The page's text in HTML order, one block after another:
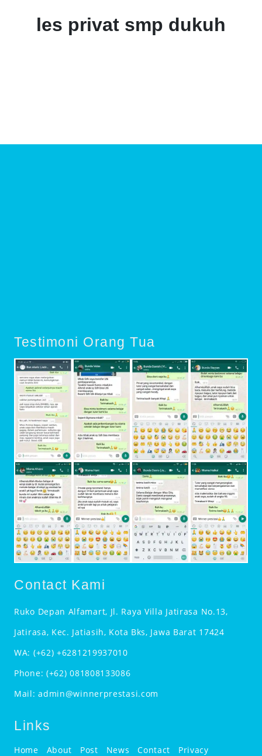
les privat smp dukuh
Testimoni Orang Tua
Contact Kami
Ruko Depan Alfamart, Jl. Raya Villa Jatirasa No.13,
Jatirasa, Kec. Jatiasih, Kota Bks, Jawa Barat 17424
WA: (+62) +6281219937010
Phone: (+62) 081808133086
Mail:admin@winnerprestasi.com
Links
Home About Post News Contact Privacy